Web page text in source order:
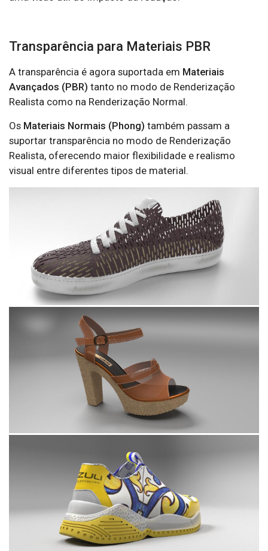
Transparência para Materiais PBR
A transparência é agora suportada em Materiais
Avançados (PBR) tanto no modo de Renderização
Realista como na Renderização Normal.
Os Materiais Normais (Phong) também passam a
suportar transparência no modo de Renderização
Realista, oferecendo maior flexibilidade e realismo
visual entre diferentes tipos de material.